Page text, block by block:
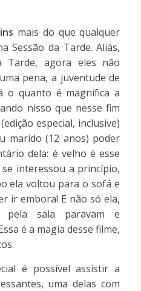
mais do que qualquer
Sessão da Tarde. Aliás,
Tarde, agora eles não
pena, a juventude de
o quanto é magnífica a
nisso que nesse fim
especial, inclusive)
marido (12 anos) poder
dela: é velho é esse
interessou a princípio,
ela voltou para o sofá e
ir embora! E não só ela,
pela sala paravam e
é a magia desse filme,
é possível assistir a
uma delas com